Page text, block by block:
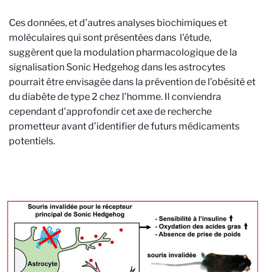
Ces données, et d’autres analyses biochimiques et
moléculaires qui sont présentées dans l'étude,
suggèrent que la modulation pharmacologique de la
signalisation Sonic Hedgehog dans les astrocytes
pourrait être envisagée dans la prévention de l’obésité et
du diabète de type 2 chez l’homme. Il conviendra
cependant d'approfondir cet axe de recherche
prometteur avant d’identifier de futurs médicaments
potentiels.